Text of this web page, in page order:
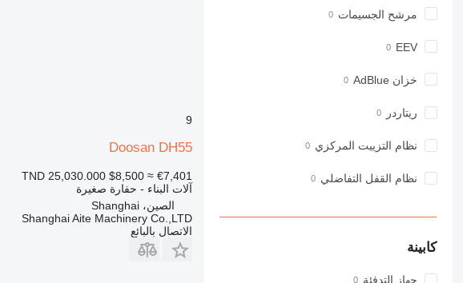
918
924
930
938
953
مرشح الجسيمات
EEV
خزان AdBlue
ريتاردر
نظام التزييت المركزي
نظام القفل التفاضلي
كابينة
جهاز التدفئة
9
Doosan DH55
TND 25,030.000 $8,500 ≈ €7,401
آلات البناء - حفارة صغيرة
الصين، Shanghai
Shanghai Aite Machinery Co.,LTD
الاتصال بالبائع